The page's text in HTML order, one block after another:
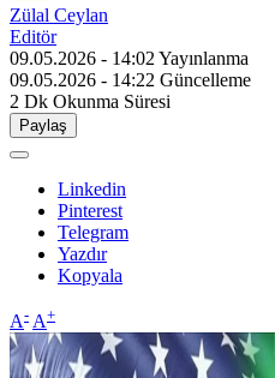
Zülal Ceylan
Editör
09.05.2026 - 14:02 Yayınlanma
09.05.2026 - 14:22 Güncelleme
2 Dk Okunma Süresi
Paylaş
Linkedin
Pinterest
Telegram
Yazdır
Kopyala
A- A+